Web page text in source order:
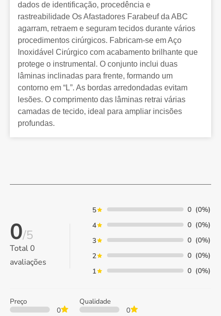
dados de identificação, procedência e
rastreabilidade Os Afastadores Farabeuf da ABC
agarram, retraem e seguram tecidos durante vários
procedimentos cirúrgicos. Fabricam-se em Aço
Inoxidável Cirúrgico com acabamento brilhante que
protege o instrumental. O conjunto inclui duas
lâminas inclinadas para frente, formando um
contorno em “L”. As bordas arredondadas evitam
lesões. O comprimento das lâminas retrai várias
camadas de tecido, ideal para ampliar incisões
profundas.
0/5
Total0
avaliações
5 0 (0%)
4
0 (0%)
3
0 (0%)
2
0 (0%)
1
0 (0%)
Preço
0
Qualidade
0